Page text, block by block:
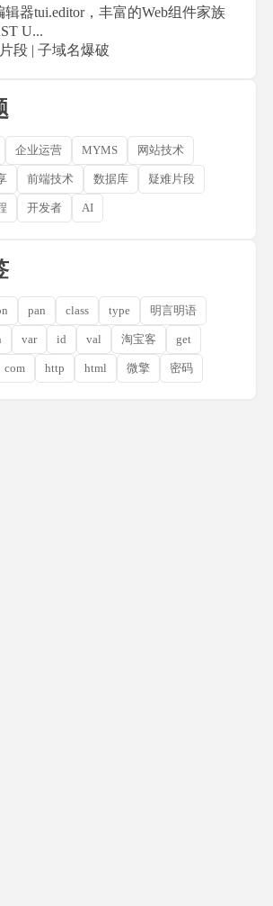
辑器tui.editor，丰富的Web组件家族
U...
段 | 子域名爆破
企业运营 MYMS 网站技术
前端技术 数据库 疑难片段
开发者 AI
pan class type 明言明语
var id val 淘宝客 get
com http html 微擎 密码